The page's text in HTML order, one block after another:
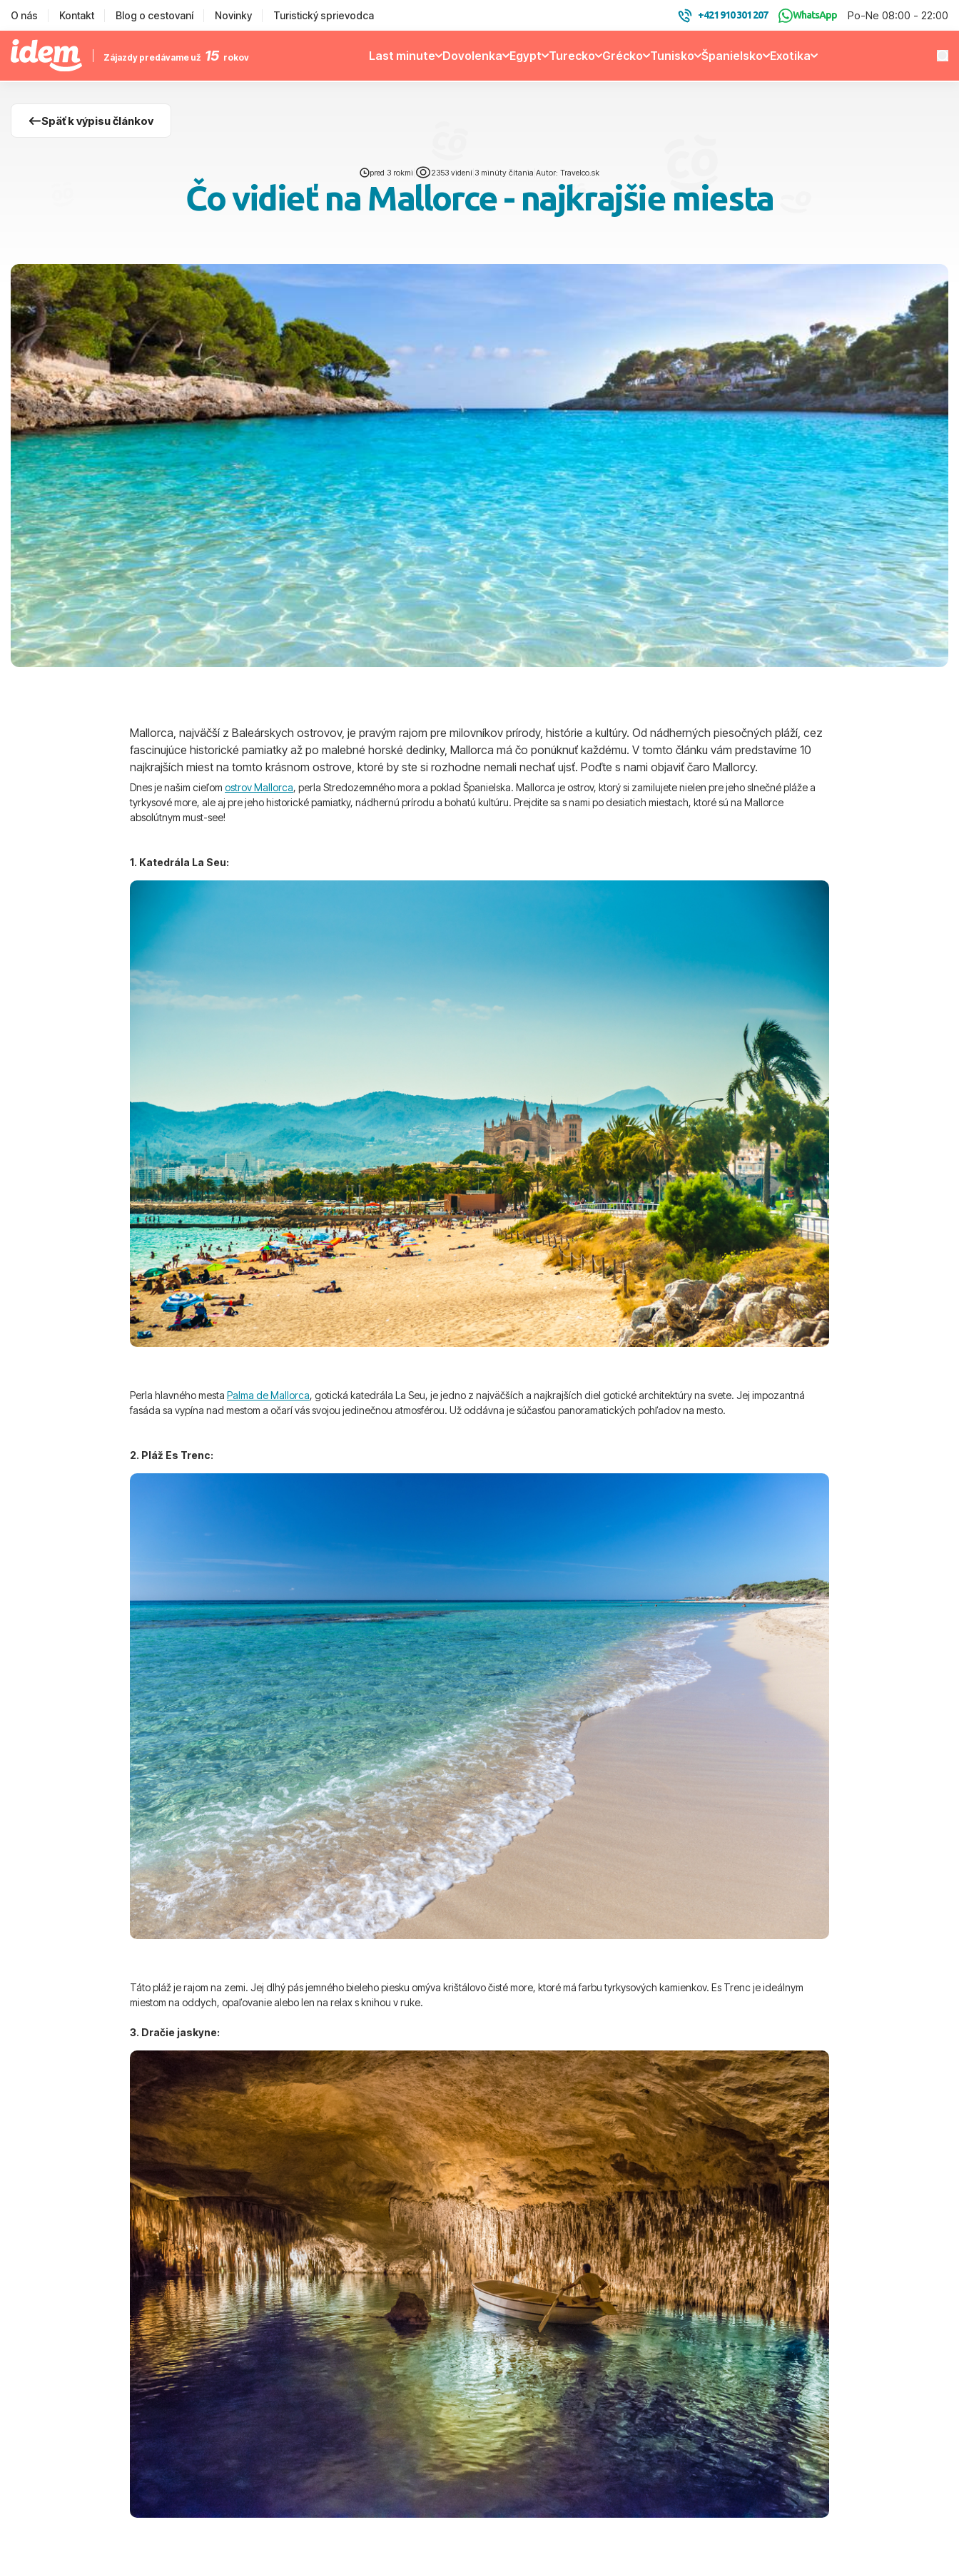
O nás Kontakt Blog o cestovaní Novinky Turistický sprievodca +421 910 301 207 WhatsApp Po-Ne 08:00 - 22:00
Zájazdy predávame už 15 rokov Last minute Dovolenka Egypt Turecko Grécko Tunisko Španielsko Exotika
Späť k výpisu článkov
pred 3 rokmi 2353 videní 3 minúty čítania Autor: Travelco.sk
Čo vidieť na Mallorce - najkrajšie miesta
Mallorca, najväčší z Baleárskych ostrovov, je pravým rajom pre milovníkov prírody, histórie a kultúry. Od nádherných piesočných pláží, cez
fascinujúce historické pamiatky až po malebné horské dedinky, Mallorca má čo ponúknuť každému. V tomto článku vám predstavíme 10
najkrajších miest na tomto krásnom ostrove, ktoré by ste si rozhodne nemali nechať ujsť. Poďte s nami objaviť čaro Mallorcy.
Dnes je našim cieľom ostrov Mallorca, perla Stredozemného mora a poklad Španielska. Mallorca je ostrov, ktorý si zamilujete nielen pre jeho slnečné pláže a
tyrkysové more, ale aj pre jeho historické pamiatky, nádhernú prírodu a bohatú kultúru. Prejdite sa s nami po desiatich miestach, ktoré sú na Mallorce
absolútnym must-see!
1. Katedrála La Seu:
Perla hlavného mesta Palma de Mallorca, gotická katedrála La Seu, je jedno z najväčších a najkrajších diel gotické architektúry na svete. Jej impozantná
fasáda sa vypína nad mestom a očarí vás svojou jedinečnou atmosférou. Už oddávna je súčasťou panoramatických pohľadov na mesto.
2. Pláž Es Trenc:
Táto pláž je rajom na zemi. Jej dlhý pás jemného bieleho piesku omýva krištálovo čisté more, ktoré má farbu tyrkysových kamienkov. Es Trenc je ideálnym
miestom na oddych, opaľovanie alebo len na relax s knihou v ruke.
3. Dračie jaskyne: